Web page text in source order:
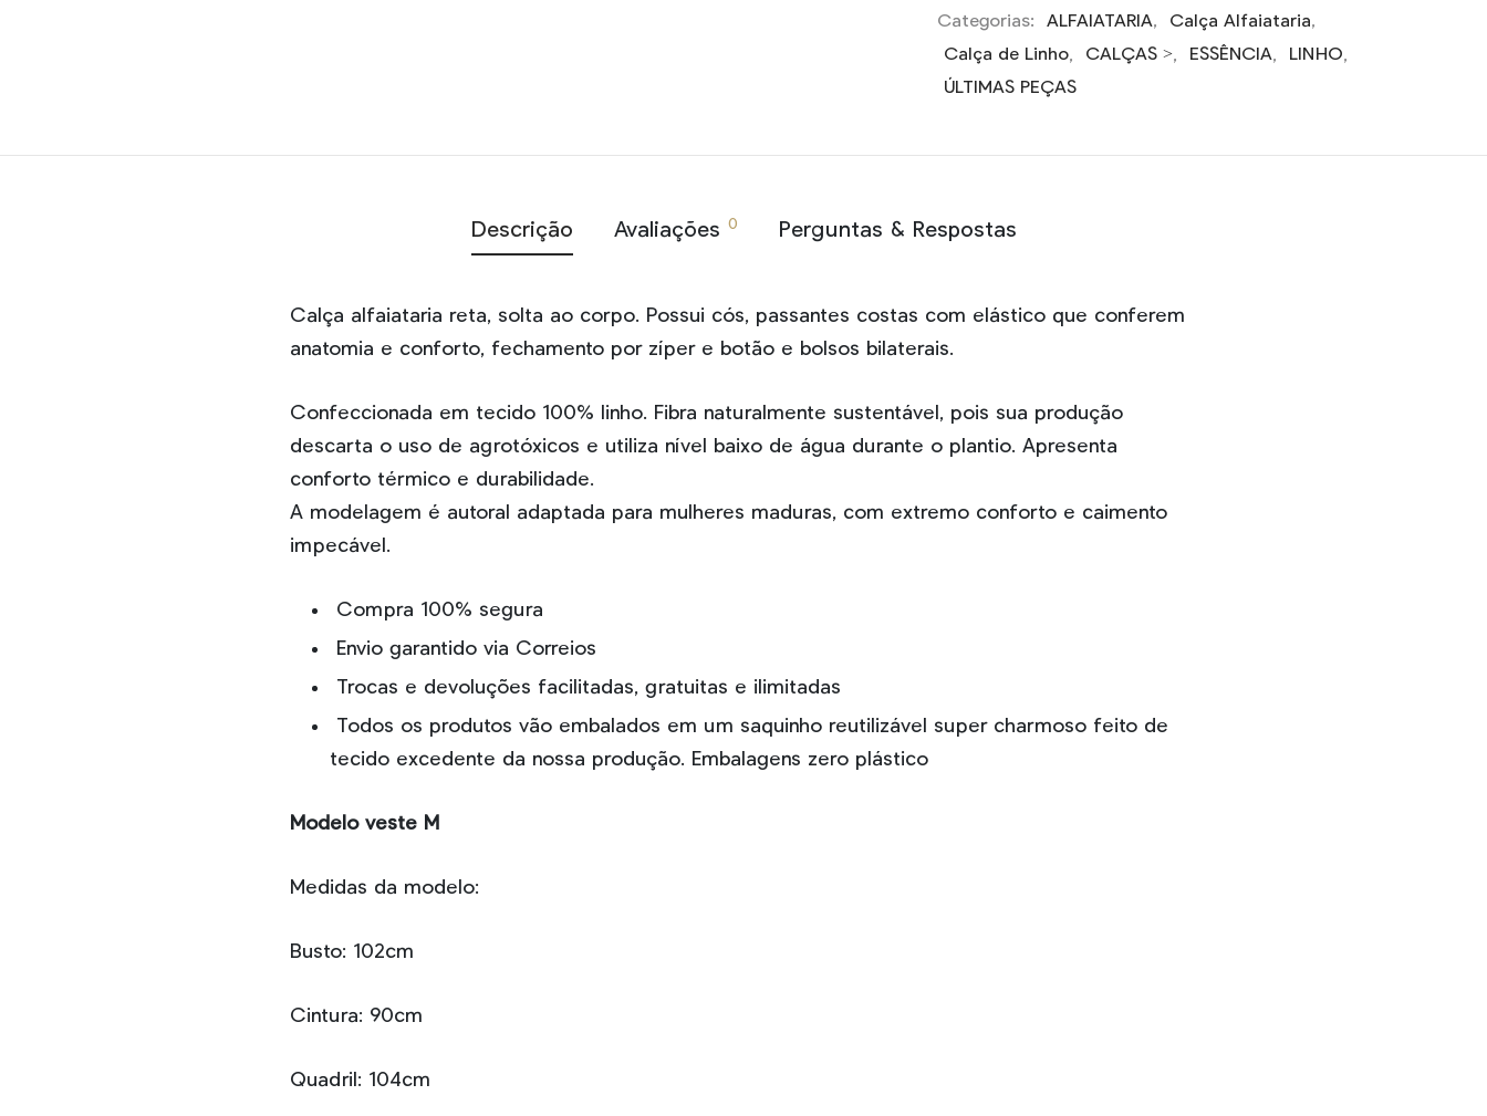
Categorias:
ALFAIATARIA, Calça Alfaiataria,
Calça de Linho, CALÇAS >, ESSÊNCIA, LINHO,
ÚLTIMAS PEÇAS
Descrição Avaliações 0 Perguntas & Respostas
Calça alfaiataria reta, solta ao corpo. Possui cós, passantes costas com elástico que conferem
anatomia e conforto, fechamento por zíper e botão e bolsos bilaterais.
Confeccionada em tecido 100% linho. Fibra naturalmente sustentável, pois sua produção
descarta o uso de agrotóxicos e utiliza nível baixo de água durante o plantio. Apresenta
conforto térmico e durabilidade.
A modelagem é autoral adaptada para mulheres maduras, com extremo conforto e caimento
impecável.
Compra 100% segura
Envio garantido via Correios
Trocas e devoluções facilitadas, gratuitas e ilimitadas
Todos os produtos vão embalados em um saquinho reutilizável super charmoso feito de
tecido excedente da nossa produção. Embalagens zero plástico
Modelo veste M
Medidas da modelo:
Busto: 102cm
Cintura: 90cm
Quadril: 104cm